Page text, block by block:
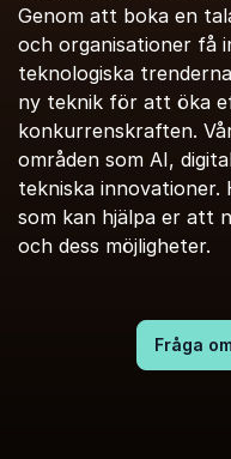
Genom att boka en
och organisationer få
teknologiska
ny teknik för att öka
konkurrenskraften.
områden som AI,
tekniska
som kan hjälpa er att
och dess möjligheter.
Fråga